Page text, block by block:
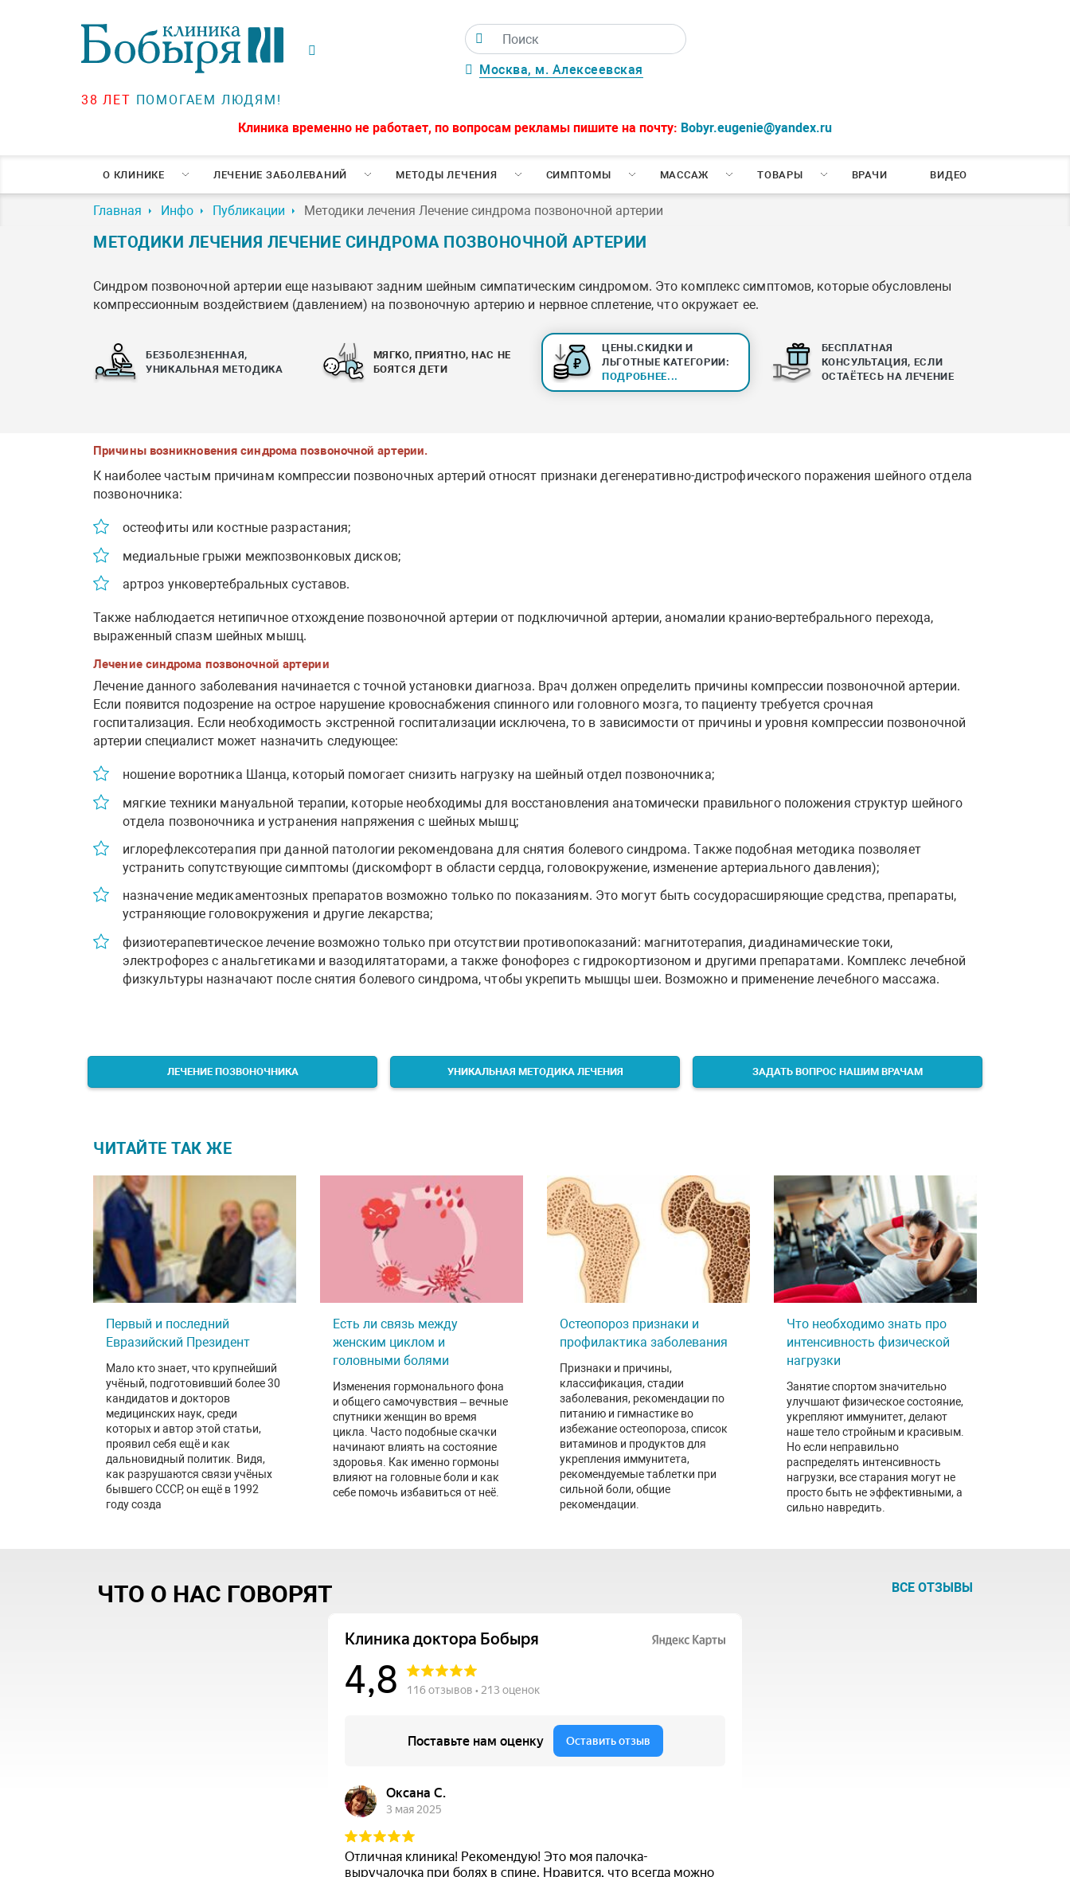
38 ЛЕТ ПОМОГАЕМ ЛЮДЯМ!
Москва, м. Алексеевская
Клиника временно не работает, по вопросам рекламы пишите на почту: Bobyr.eugenie@yandex.ru
О КЛИНИКЕ ЛЕЧЕНИЕ ЗАБОЛЕВАНИЙ МЕТОДЫ ЛЕЧЕНИЯ СИМПТОМЫ МАССАЖ ТОВАРЫ ВРАЧИ ВИДЕО
Главная Инфо Публикации Методики лечения Лечение синдрома позвоночной артерии
МЕТОДИКИ ЛЕЧЕНИЯ ЛЕЧЕНИЕ СИНДРОМА ПОЗВОНОЧНОЙ АРТЕРИИ
Синдром позвоночной артерии еще называют задним шейным симпатическим синдромом. Это комплекс симптомов, которые обусловлены
компрессионным воздействием (давлением) на позвоночную артерию и нервное сплетение, что окружает ее.
БЕЗБОЛЕЗНЕННАЯ,
УНИКАЛЬНАЯ МЕТОДИКА
МЯГКО, ПРИЯТНО, НАС НЕ
БОЯТСЯ ДЕТИ
ЦЕНЫ.СКИДКИ И
ЛЬГОТНЫЕ КАТЕГОРИИ:
ПОДРОБНЕЕ...
БЕСПЛАТНАЯ
КОНСУЛЬТАЦИЯ, ЕСЛИ
ОСТАЁТЕСЬ НА ЛЕЧЕНИЕ
Причины возникновения синдрома позвоночной артерии.
К наиболее частым причинам компрессии позвоночных артерий относят признаки дегенеративно-дистрофического поражения шейного отдела
позвоночника:
остеофиты или костные разрастания;
медиальные грыжи межпозвонковых дисков;
артроз унковертебральных суставов.
Также наблюдается нетипичное отхождение позвоночной артерии от подключичной артерии, аномалии кранио-вертебрального перехода,
выраженный спазм шейных мышц.
Лечение синдрома позвоночной артерии
Лечение данного заболевания начинается с точной установки диагноза. Врач должен определить причины компрессии позвоночной артерии.
Если появится подозрение на острое нарушение кровоснабжения спинного или головного мозга, то пациенту требуется срочная
госпитализация. Если необходимость экстренной госпитализации исключена, то в зависимости от причины и уровня компрессии позвоночной
артерии специалист может назначить следующее:
ношение воротника Шанца, который помогает снизить нагрузку на шейный отдел позвоночника;
мягкие техники мануальной терапии, которые необходимы для восстановления анатомически правильного положения структур шейного
отдела позвоночника и устранения напряжения с шейных мышц;
иглорефлексотерапия при данной патологии рекомендована для снятия болевого синдрома. Также подобная методика позволяет
устранить сопутствующие симптомы (дискомфорт в области сердца, головокружение, изменение артериального давления);
назначение медикаментозных препаратов возможно только по показаниям. Это могут быть сосудорасширяющие средства, препараты,
устраняющие головокружения и другие лекарства;
физиотерапевтическое лечение возможно только при отсутствии противопоказаний: магнитотерапия, диадинамические токи,
электрофорез с анальгетиками и вазодилятаторами, а также фонофорез с гидрокортизоном и другими препаратами. Комплекс лечебной
физкультуры назначают после снятия болевого синдрома, чтобы укрепить мышцы шеи. Возможно и применение лечебного массажа.
ЛЕЧЕНИЕ ПОЗВОНОЧНИКА УНИКАЛЬНАЯ МЕТОДИКА ЛЕЧЕНИЯ ЗАДАТЬ ВОПРОС НАШИМ ВРАЧАМ
ЧИТАЙТЕ ТАК ЖЕ
Первый и последний
Евразийский Президент
Мало кто знает, что крупнейший
учёный, подготовивший более 30
кандидатов и докторов
медицинских наук, среди
которых и автор этой статьи,
проявил себя ещё и как
дальновидный политик. Видя,
как разрушаются связи учёных
бывшего СССР, он ещё в 1992
году созда
Есть ли связь между
женским циклом и
головными болями
Изменения гормонального фона
и общего самочувствия – вечные
спутники женщин во время
цикла. Часто подобные скачки
начинают влиять на состояние
здоровья. Как именно гормоны
влияют на головные боли и как
себе помочь избавиться от неё.
Остеопороз признаки и
профилактика заболевания
Признаки и причины,
классификация, стадии
заболевания, рекомендации по
питанию и гимнастике во
избежание остеопороза, список
витаминов и продуктов для
укрепления иммунитета,
рекомендуемые таблетки при
сильной боли, общие
рекомендации.
Что необходимо знать про
интенсивность физической
нагрузки
Занятие спортом значительно
улучшают физическое состояние,
укрепляют иммунитет, делают
наше тело стройным и красивым.
Но если неправильно
распределять интенсивность
нагрузки, все старания могут не
просто быть не эффективными, а
сильно навредить.
ЧТО О НАС ГОВОРЯТ ВСЕ ОТЗЫВЫ